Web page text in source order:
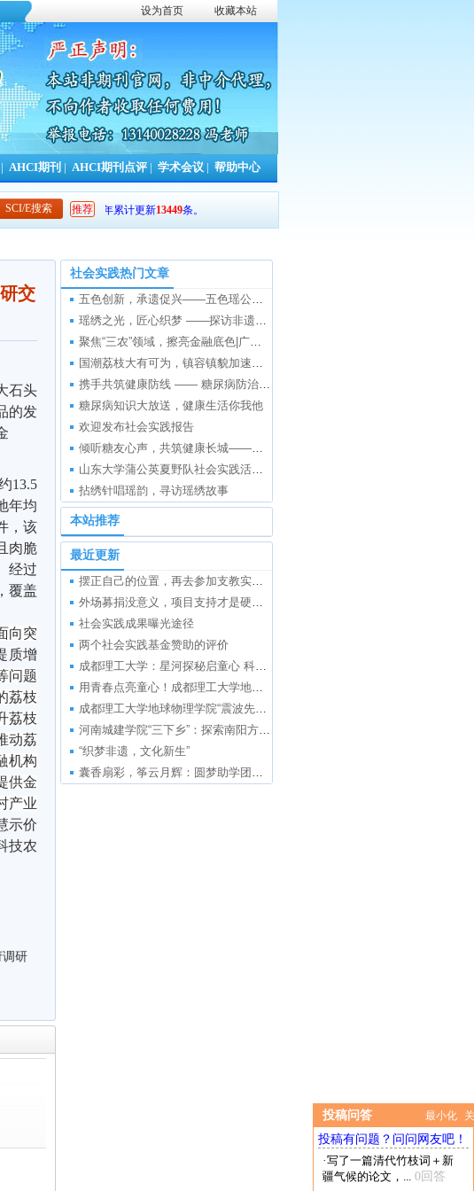
设为首页 收藏本站
AHCI期刊 AHCI期刊点评 学术会议 帮助中心
投稿问答 最小化
投稿有问题？问问网友吧！
·写了一篇清代竹枝词＋新
疆气候的论文，... 0回答
SCI/E搜索 推荐
计更新753 条，本年累计更新13449条。
交
石头
的发
13.5
年均
，该
肉脆
经过
覆盖
向突
质增
问题
荔枝
荔枝
动荔
机构
供金
产业
示价
技农
调研
社会实践热门文章
五色创新，承遗促兴——五色瑶公司专访
瑶绣之光，匠心织梦 ——探访非遗瑶绣传承人赵腊婢的坚守之路
聚焦“三农”领域，擦亮金融底色|广东财经大学师生赴大石头村调研交流
国潮荔枝大有可为，镇容镇貌加速出圈|广东财经大学师生赴化州市合江人民政府调研交流
携手共筑健康防线 —— 糖尿病防治知识宣讲社会实践活动圆满举行
糖尿病知识大放送，健康生活你我他
欢迎发布社会实践报告
倾听糖友心声，共筑健康长城——糖尿病宣讲调研温暖开展
山东大学蒲公英夏野队社会实践活动圆满结束
拈绣针唱瑶韵，寻访瑶绣故事
本站推荐
最近更新
摆正自己的位置，再去参加支教实践项目
外场募捐没意义，项目支持才是硬道理
社会实践成果曝光途径
两个社会实践基金赞助的评价
成都理工大学：星河探秘启童心 科技赋能助振兴
用青春点亮童心！成都理工大学地球物理学院“小舞龙”七彩假期社会实践团队为锦绣社区孩子打造“多彩假期课堂”
成都理工大学地球物理学院“震波先锋团”赴成都地震监测中心站开展专业实践活动
河南城建学院“三下乡”：探索南阳方城县砚山铺村的光伏发电项目
“织梦非遗，文化新生”
囊香扇彩，筝云月辉：圆梦助学团开展中华文化特色主题教育